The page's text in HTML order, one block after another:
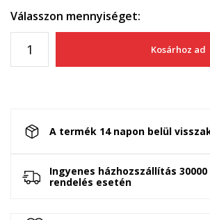
Válasszon mennyiséget:
Kosárhoz ad
A termék 14 napon belül
Ingyenes házhozszállítás
rendelés esetén